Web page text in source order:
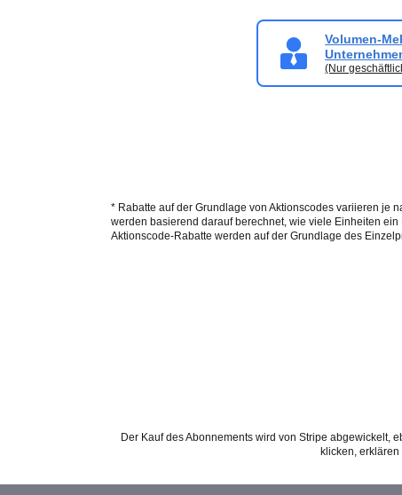
Volumen-
(Nur
* Rabatte auf der Grundlage von Aktionscodes variieren je
werden basierend darauf berechnet, wie viele Einheiten
Aktionscode-Rabatte werden auf der Grundlage des
Der Kauf des Abonnements wird von Stripe abgewickelt,
klicken,